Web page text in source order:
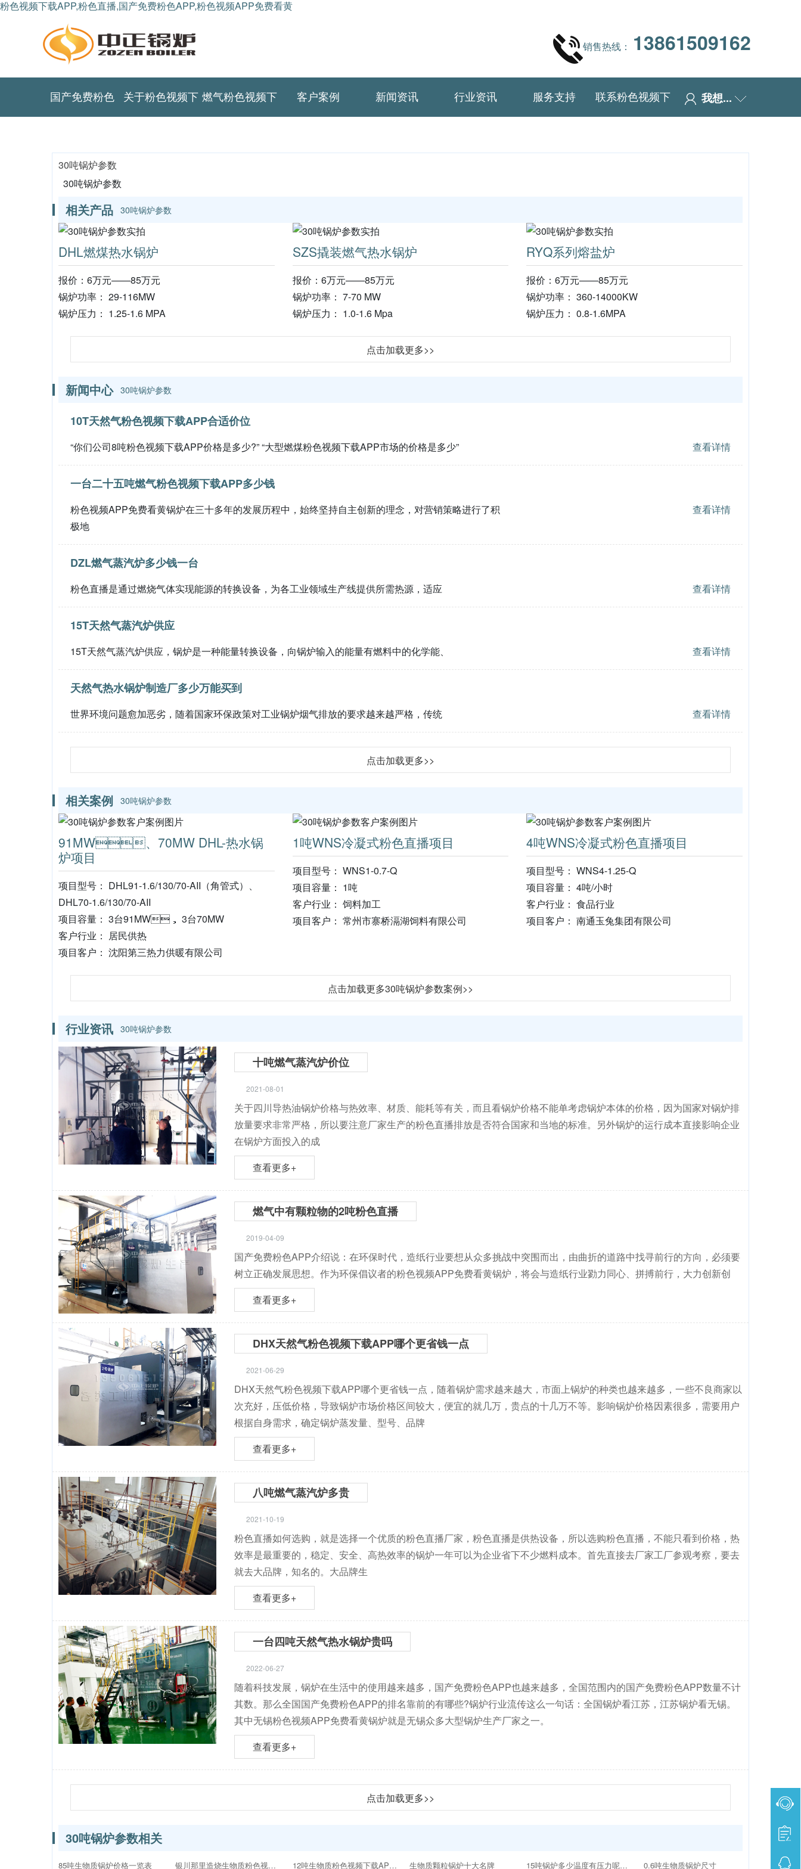
粉色视频下载APP,粉色直播,国产免费粉色APP,粉色视频APP免费看黄
销售热线： 13861509162
国产免费粉色 关于粉色视频下 燃气粉色视频下 客户案例 新闻资讯 行业资讯 服务支持 联系粉色视频下 我想...
30吨锅炉参数
30吨锅炉参数
相关产品 30吨锅炉参数
DHL燃煤热水锅炉
报价：6万元——85万元
锅炉功率： 29-116MW
锅炉压力： 1.25-1.6 MPA
SZS撬装燃气热水锅炉
报价：6万元——85万元
锅炉功率： 7-70 MW
锅炉压力： 1.0-1.6 Mpa
RYQ系列熔盐炉
报价：6万元——85万元
锅炉功率： 360-14000KW
锅炉压力： 0.8-1.6MPA
点击加载更多>>
新闻中心 30吨锅炉参数
10T天然气粉色视频下载APP合适价位
“你们公司8吨粉色视频下载APP价格是多少?” “大型燃煤粉色视频下载APP市场的价格是多少” 查看详情
一台二十五吨燃气粉色视频下载APP多少钱
粉色视频APP免费看黄锅炉在三十多年的发展历程中，始终坚持自主创新的理念，对营销策略进行了积
极地
查看详情
DZL燃气蒸汽炉多少钱一台
粉色直播是通过燃烧气体实现能源的转换设备，为各工业领域生产线提供所需热源，适应 查看详情
15T天然气蒸汽炉供应
15T天然气蒸汽炉供应，锅炉是一种能量转换设备，向锅炉输入的能量有燃料中的化学能、 查看详情
天然气热水锅炉制造厂多少万能买到
世界环境问题愈加恶劣，随着国家环保政策对工业锅炉烟气排放的要求越来越严格，传统 查看详情
点击加载更多>>
相关案例 30吨锅炉参数
91MW、70MW DHL-热水锅
炉项目
项目型号： DHL91-1.6/130/70-AII（角管式）、
DHL70-1.6/130/70-AII
项目容量： 3台91MW， 3台70MW
客户行业： 居民供热
项目客户： 沈阳第三热力供暖有限公司
1吨WNS冷凝式粉色直播项目
项目型号： WNS1-0.7-Q
项目容量： 1吨
客户行业： 饲料加工
项目客户： 常州市寨桥滆湖饲料有限公司
4吨WNS冷凝式粉色直播项目
项目型号： WNS4-1.25-Q
项目容量： 4吨/小时
客户行业： 食品行业
项目客户： 南通玉兔集团有限公司
点击加载更多30吨锅炉参数案例>>
行业资讯 30吨锅炉参数
十吨燃气蒸汽炉价位
2021-08-01
关于四川导热油锅炉价格与热效率、材质、能耗等有关，而且看锅炉价格不能单考虑锅炉本体的价格，因为国家对锅炉排
放量要求非常严格，所以要注意厂家生产的粉色直播排放是否符合国家和当地的标准。另外锅炉的运行成本直接影响企业
在锅炉方面投入的成
查看更多+
燃气中有颗粒物的2吨粉色直播
2019-04-09
国产免费粉色APP介绍说：在环保时代，造纸行业要想从众多挑战中突围而出，由曲折的道路中找寻前行的方向，必须要
树立正确发展思想。作为环保倡议者的粉色视频APP免费看黄锅炉，将会与造纸行业勠力同心、拼搏前行，大力创新创
查看更多+
DHX天然气粉色视频下载APP哪个更省钱一点
2021-06-29
DHX天然气粉色视频下载APP哪个更省钱一点，随着锅炉需求越来越大，市面上锅炉的种类也越来越多，一些不良商家以
次充好，压低价格，导致锅炉市场价格区间较大，便宜的就几万，贵点的十几万不等。影响锅炉价格因素很多，需要用户
根据自身需求，确定锅炉蒸发量、型号、品牌
查看更多+
八吨燃气蒸汽炉多贵
2021-10-19
粉色直播如何选购，就是选择一个优质的粉色直播厂家，粉色直播是供热设备，所以选购粉色直播，不能只看到价格，热
效率是最重要的，稳定、安全、高热效率的锅炉一年可以为企业省下不少燃料成本。首先直接去厂家工厂参观考察，要去
就去大品牌，知名的。大品牌生
查看更多+
一台四吨天然气热水锅炉贵吗
2022-06-27
随着科技发展，锅炉在生活中的使用越来越多，国产免费粉色APP也越来越多，全国范围内的国产免费粉色APP数量不计
其数。那么全国国产免费粉色APP的排名靠前的有哪些?锅炉行业流传这么一句话：全国锅炉看江苏，江苏锅炉看无锡。
其中无锡粉色视频APP免费看黄锅炉就是无锡众多大型锅炉生产厂家之一。
查看更多+
点击加载更多>>
30吨锅炉参数相关
85吨生物质锅炉价格一览表 银川那里造烧生物质粉色视频下载APP 12吨生物质粉色视频下载APP价格多少 生物质颗粒锅炉十大名牌 15吨锅炉多少温度有压力呢生物质 0.6吨生物质锅炉尺寸